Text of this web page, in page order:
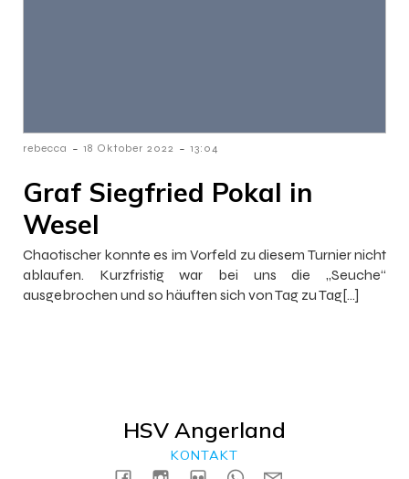
rebecca - 18 Oktober 2022 - 13:04
Graf Siegfried Pokal in
Wesel
Chaotischer konnte es im Vorfeld zu diesem Turnier nicht
ablaufen. Kurzfristig war bei uns die „Seuche“
ausgebrochen und so häuften sich von Tag zu Tag[…]
HSV Angerland
KONTAKT